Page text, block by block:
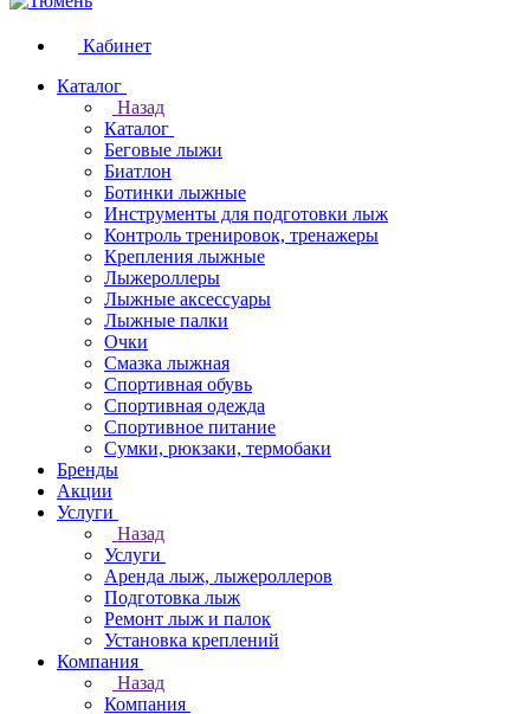
Кабинет
Каталог
Назад
Каталог
Беговые лыжи
Биатлон
Ботинки лыжные
Инструменты для подготовки лыж
Контроль тренировок, тренажеры
Крепления лыжные
Лыжероллеры
Лыжные аксессуары
Лыжные палки
Очки
Смазка лыжная
Спортивная обувь
Спортивная одежда
Спортивное питание
Сумки, рюкзаки, термобаки
Бренды
Акции
Услуги
Назад
Услуги
Аренда лыж, лыжероллеров
Подготовка лыж
Ремонт лыж и палок
Установка креплений
Компания
Назад
Компания